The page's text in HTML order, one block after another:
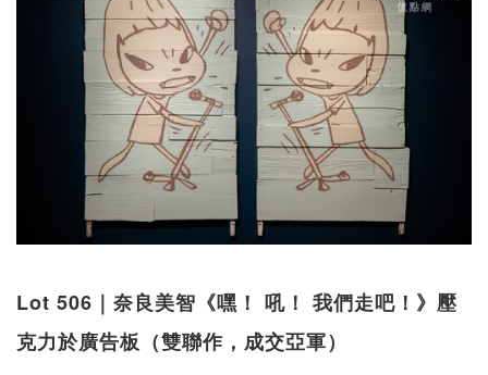
Lot 506｜奈良美智《嘿！ 吼！ 我們走吧！》壓
克力於廣告板（雙聯作，成交亞軍）